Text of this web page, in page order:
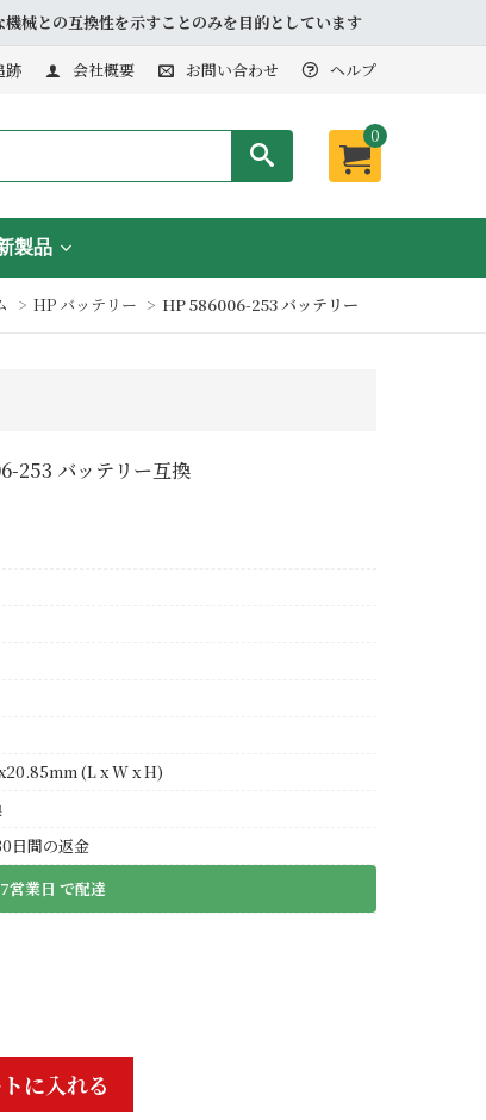
械との互換性を示すことのみを目的としています
跡 会社概要 お問い合わせ ヘルプ
0
製品
HP バッテリー HP 586006-253 バッテリー
253 バッテリー互換
(L x W x H)
日間の返金
営業日 で配達
に入れる